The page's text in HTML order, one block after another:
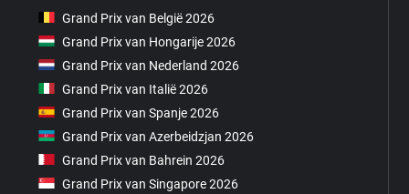
Grand Prix van België 2026
Grand Prix van Hongarije 2026
Grand Prix van Nederland 2026
Grand Prix van Italië 2026
Grand Prix van Spanje 2026
Grand Prix van Azerbeidzjan 2026
Grand Prix van Bahrein 2026
Grand Prix van Singapore 2026